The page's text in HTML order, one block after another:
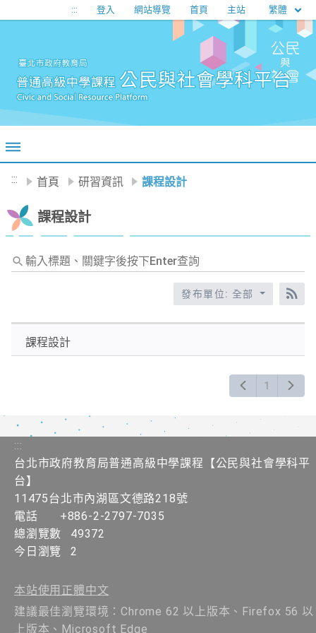
移至網頁之主要內容區位置
::: 登入 網站導覽 首頁 主站 繁體
::: 首頁 研習資訊 課程設計
課程設計
輸
入
關
字
Enter
查
詢
發布單位: 全部
課程設計
1
:::
台北市政府教育局普通高級中學課程​【​公民與社會學科平
台】
11475台北市內湖區文德路218號
電話
+886-2-2797-7035
總瀏覽數
49372
今日瀏覽
2
本站使用正體中文
建議最佳瀏覽環境：Chrome 62 以上版本、Firefox 56 以
上版本、Microsoft Edge